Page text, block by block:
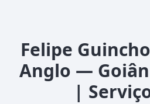
Felipe
Anglo —
|